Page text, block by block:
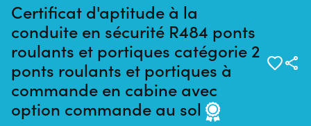
Certificat d'aptitude à la
conduite en sécurité R484 ponts
roulants et portiques catégorie 2
ponts roulants et portiques à
commande en cabine avec
option commande au sol
Mise à jour
02/12/2025
Formation
:
25243408F
Source : AFPI - Association de
Formation Professionnelle de
l'Industrie